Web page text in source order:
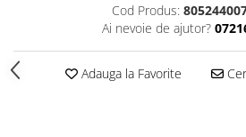
Cod Produs:
Ai nevoie de ajutor?
Adauga la Favorite